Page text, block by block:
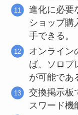
進化に必要
ショップ購
手できる。
オンライン
ば、ソロプ
が可能であ
交換掲示板
スワード機